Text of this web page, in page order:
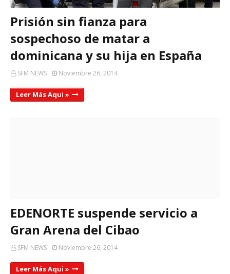
Prisión sin fianza para
sospechoso de matar a
dominicana y su hija en España
SFM NEWS Noviembre 26, 2014
Leer Más Aqui »
EDENORTE suspende servicio a
Gran Arena del Cibao
SFM NEWS Noviembre 26, 2014
Leer Más Aqui »